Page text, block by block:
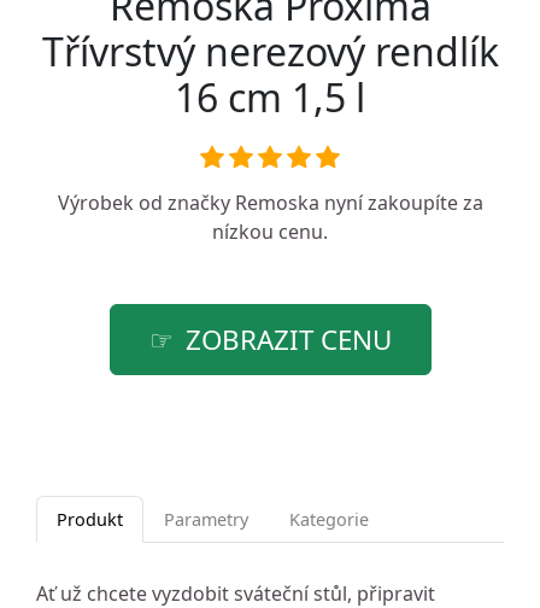
Třívrstvý nerezový rendlík
16 cm 1,5 l
Výrobek od značky Remoska nyní zakoupíte za
nízkou cenu.
ZOBRAZIT CENU
Produkt Parametry Kategorie
Ať už chcete vyzdobit sváteční stůl, připravit